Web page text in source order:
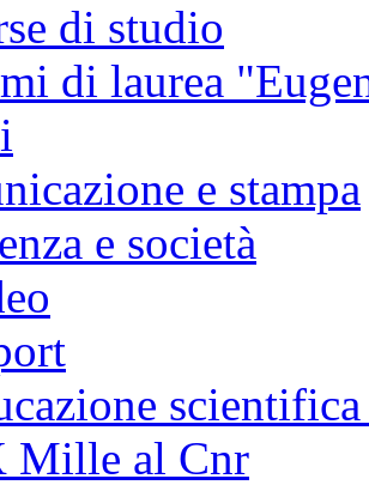
di studio
di laurea
e stampa
e società
Mille al Cnr